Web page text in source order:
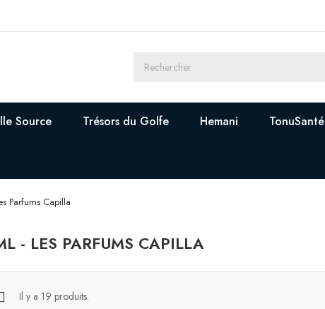
Source Trésors du Golfe Hemani TonuSanté
Parfums Capilla
- LES PARFUMS CAPILLA
Il y a 19 produits.